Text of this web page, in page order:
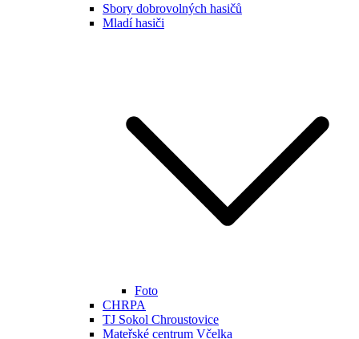
Sbory dobrovolných hasičů
Mladí hasiči
Foto
CHRPA
TJ Sokol Chroustovice
Mateřské centrum Včelka